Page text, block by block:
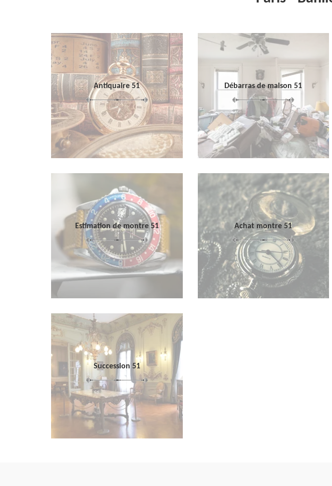
Antiquaire 51 Débarras de maison 51
Estimation de montre 51 Achat montre 51
Succession 51